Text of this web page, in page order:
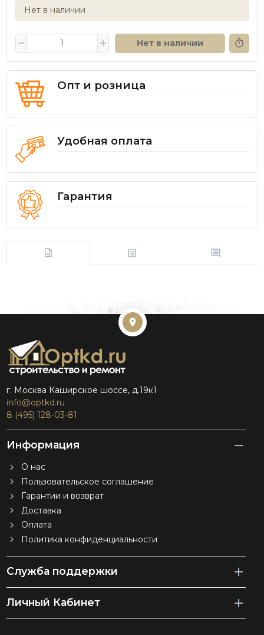
Нет в наличии
Нет в наличии
Опт и розница
Удобная оплата
Гарантия
г. Москва Каширское шоссе, д.19к1
info@optkd.ru
8 (495) 128-03-81
Информация
О нас
Пользовательское соглашение
Гарантии и возврат
Доставка
Оплата
Политика конфиденциальности
Служба поддержки
Личный Кабинет